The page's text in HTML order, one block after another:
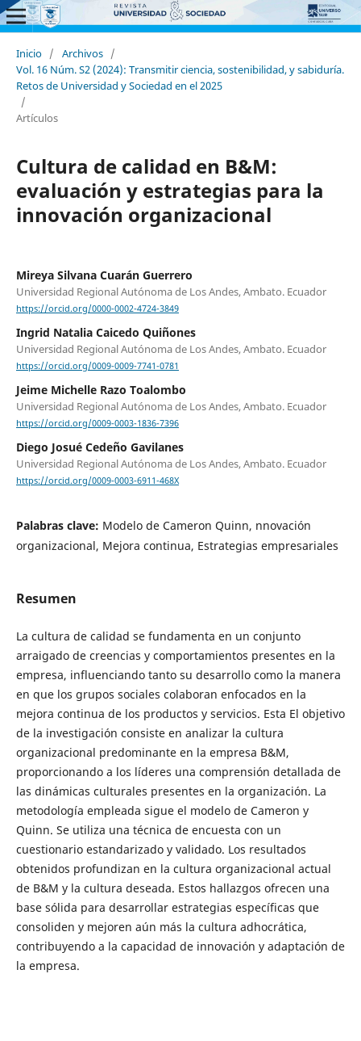
Inicio / Archivos /
Vol. 16 Núm. S2 (2024): Transmitir ciencia, sostenibilidad, y sabiduría.
Retos de Universidad y Sociedad en el 2025
/
Artículos
Cultura de calidad en B&M:
evaluación y estrategias para la
innovación organizacional
Mireya Silvana Cuarán Guerrero
Universidad Regional Autónoma de Los Andes, Ambato. Ecuador
https://orcid.org/0000-0002-4724-3849
Ingrid Natalia Caicedo Quiñones
Universidad Regional Autónoma de Los Andes, Ambato. Ecuador
https://orcid.org/0009-0009-7741-0781
Jeime Michelle Razo Toalombo
Universidad Regional Autónoma de Los Andes, Ambato. Ecuador
https://orcid.org/0009-0003-1836-7396
Diego Josué Cedeño Gavilanes
Universidad Regional Autónoma de Los Andes, Ambato. Ecuador
https://orcid.org/0009-0003-6911-468X
Palabras clave: Modelo de Cameron Quinn, nnovación
organizacional, Mejora continua, Estrategias empresariales
Resumen
La cultura de calidad se fundamenta en un conjunto
arraigado de creencias y comportamientos presentes en la
empresa, influenciando tanto su desarrollo como la manera
en que los grupos sociales colaboran enfocados en la
mejora continua de los productos y servicios. Esta El objetivo
de la investigación consiste en analizar la cultura
organizacional predominante en la empresa B&M,
proporcionando a los líderes una comprensión detallada de
las dinámicas culturales presentes en la organización. La
metodología empleada sigue el modelo de Cameron y
Quinn. Se utiliza una técnica de encuesta con un
cuestionario estandarizado y validado. Los resultados
obtenidos profundizan en la cultura organizacional actual
de B&M y la cultura deseada. Estos hallazgos ofrecen una
base sólida para desarrollar estrategias específicas que
consoliden y mejoren aún más la cultura adhocrática,
contribuyendo a la capacidad de innovación y adaptación de
la empresa.